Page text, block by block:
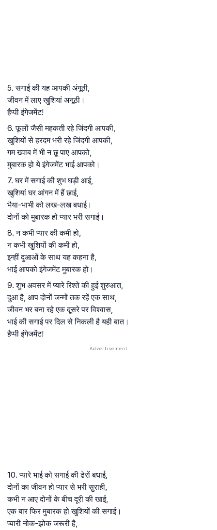
5. सगाई की यह आपकी अंगूठी,
जीवन में लाए खुशियां अनूठी।
हैप्पी इंगेजमेंट!
6. फूलों जैसी महकती रहे जिंदगी आपकी,
खुशियों से हरदम भरी रहे जिंदगी आपकी,
गम ख्वाब में भी न छू पाए आपको,
मुबारक हो ये इंगेजमेंट भाई आपको।
7. घर में सगाई की शुभ घड़ी आई,
खुशियां घर आंगन में हैं छाई,
भैया-भाभी को लख-लख बधाई।
दोनों को मुबारक हो प्यार भरी सगाई।
8. न कभी प्यार की कमी हो,
न कभी खुशियों की कमी हो,
इन्हीं दुआओं के साथ यह कहना है,
भाई आपको इंगेजमेंट मुबारक हो।
9. शुभ अवसर में प्यारे रिश्ते की हुई शुरुआत,
दुआ है, आप दोनों जन्मों तक रहें एक साथ,
जीवन भर बना रहे एक दूसरे पर विश्वास,
भाई की सगाई पर दिल से निकली है यही बात।
हैप्पी इंगेजमेंट!
10. प्यारे भाई को सगाई की ढेरों बधाई,
दोनों का जीवन हो प्यार से भरी सुराही,
कभी न आए दोनों के बीच दूरी की खाई,
एक बार फिर मुबारक हो खुशियों की सगाई।
प्यारी नोक-झोक जरूरी है,